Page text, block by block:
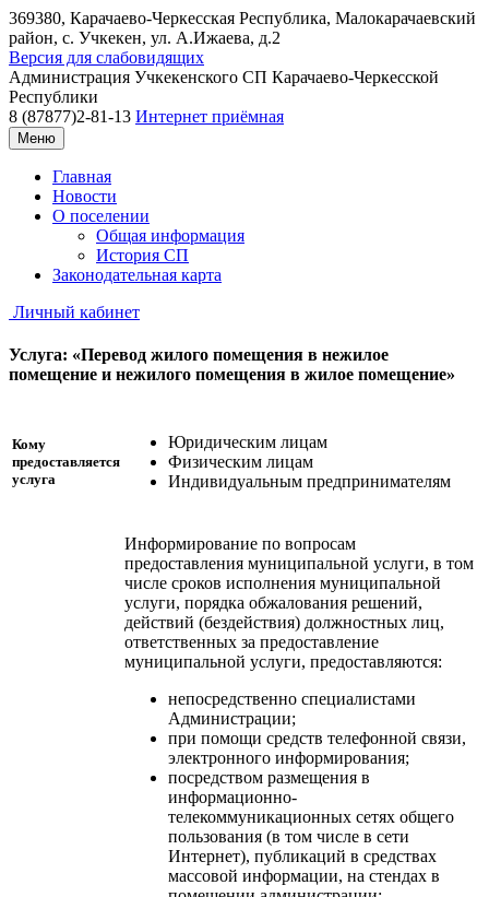
369380, Карачаево-Черкесская Республика, Малокарачаевский
район, с. Учкекен, ул. А.Ижаева, д.2
Версия для слабовидящих
Администрация Учкекенского СП Карачаево-Черкесской
Республики
8 (87877)2-81-13 Интернет приёмная
Меню
Главная
Новости
О поселении
Общая информация
История СП
Законодательная карта
Личный кабинет
Услуга: «Перевод жилого помещения в нежилое
помещение и нежилого помещения в жилое помещение»
Кому
предоставляется
услуга
Юридическим лицам
Физическим лицам
Индивидуальным предпринимателям
Информирование по вопросам
предоставления муниципальной услуги, в том
числе сроков исполнения муниципальной
услуги, порядка обжалования решений,
действий (бездействия) должностных лиц,
ответственных за предоставление
муниципальной услуги, предоставляются:
непосредственно специалистами
Администрации;
при помощи средств телефонной связи,
электронного информирования;
посредством размещения в
информационно-
телекоммуникационных сетях общего
пользования (в том числе в сети
Интернет), публикаций в средствах
массовой информации, на стендах в